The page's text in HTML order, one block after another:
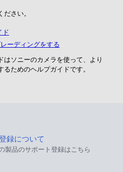
さい。
ド
ーディングをする
はソニーのカメラを使って、より
ためのヘルプガイドです。
録について
製品のサポート登録はこちら